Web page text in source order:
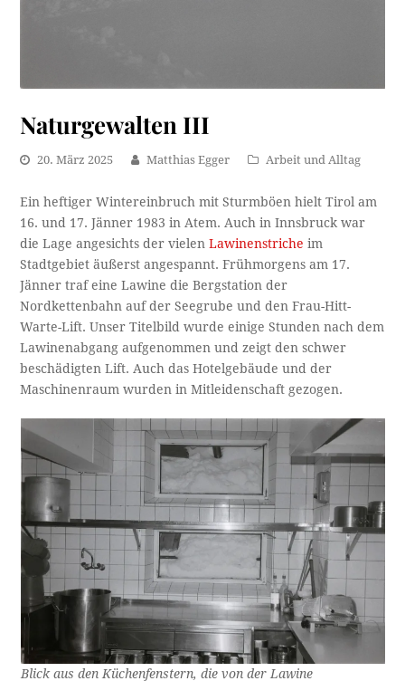
Naturgewalten III
20. März 2025 Matthias Egger Arbeit und Alltag
Ein heftiger Wintereinbruch mit Sturmböen hielt Tirol am
16. und 17. Jänner 1983 in Atem. Auch in Innsbruck war
die Lage angesichts der vielenLawinenstriche im
Stadtgebiet äußerst angespannt. Frühmorgens am 17.
Jänner traf eine Lawine die Bergstation der
Nordkettenbahn auf der Seegrube und den Frau-Hitt-
Warte-Lift. Unser Titelbild wurde einige Stunden nach dem
Lawinenabgang aufgenommen und zeigt den schwer
beschädigten Lift. Auch das Hotelgebäude und der
Maschinenraum wurden in Mitleidenschaft gezogen.
Blick aus den Küchenfenstern, die von der Lawine